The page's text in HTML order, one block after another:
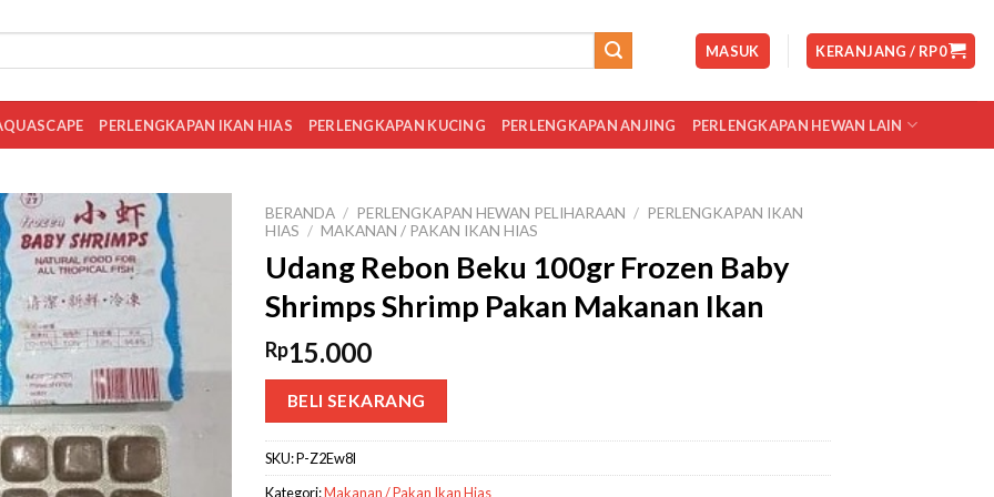
MASUK KERANJANG / RP0
PERLENGKAPAN IKAN HIAS PERLENGKAPAN KUCING PERLENGKAPAN ANJING PERLENGKAPAN HEWAN LAIN
BERANDA / PERLENGKAPAN HEWAN PELIHARAAN / PERLENGKAPAN IKAN
HIAS / MAKANAN / PAKAN IKAN HIAS
Udang Rebon Beku 100gr Frozen Baby
Shrimps Shrimp Pakan Makanan Ikan
Rp15.000
BELI SEKARANG
SKU:P-Z2Ew8l
Kategori:Makanan / Pakan Ikan Hias